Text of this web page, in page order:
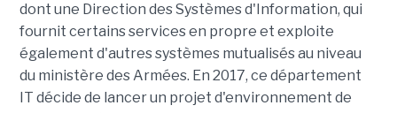
dont une Direction des Systèmes d'Information, qui
fournit certains services en propre et exploite
également d'autres systèmes mutualisés au niveau
du ministère des Armées. En 2017, ce département
IT décide de lancer un projet d'environnement de